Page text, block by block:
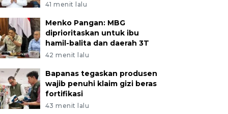
41 menit lalu
Menko Pangan: MBG
diprioritaskan untuk ibu
hamil-balita dan daerah 3T
42 menit lalu
Bapanas tegaskan produsen
wajib penuhi klaim gizi beras
fortifikasi
43 menit lalu